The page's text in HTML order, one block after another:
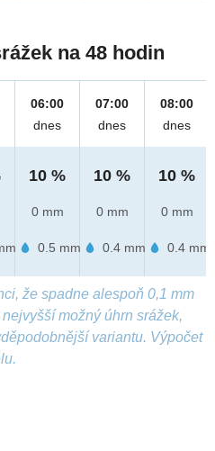
na 48 hodin
06:00
dnes
10 %
0 mm
0.5 mm
07:00
dnes
10 %
0 mm
0.4 mm
08:00
dnes
10 %
0 mm
0.4 mm
že spadne alespoň 0,1 mm
možný úhrn srážek,
variantu. Výpočet